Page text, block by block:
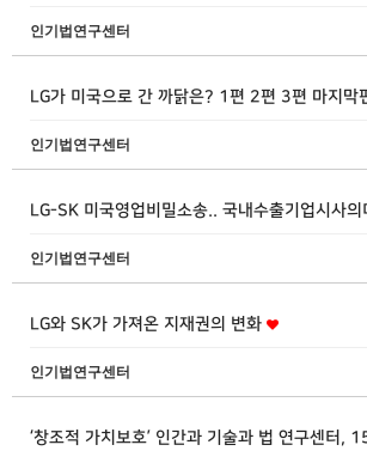
인기법연구센터
LG가 미국으로 간 까닭은? 1편 2편 3편 마지막
인기법연구센터
LG-SK 미국영업비밀소송.. 국내수출기업시사의
인기법연구센터
LG와 SK가 가져온 지재권의 변화
인기법연구센터
‘창조적 가치보호’ 인간과 기술과 법 연구센터,